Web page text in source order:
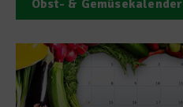
Obst- & Gemüsekalender